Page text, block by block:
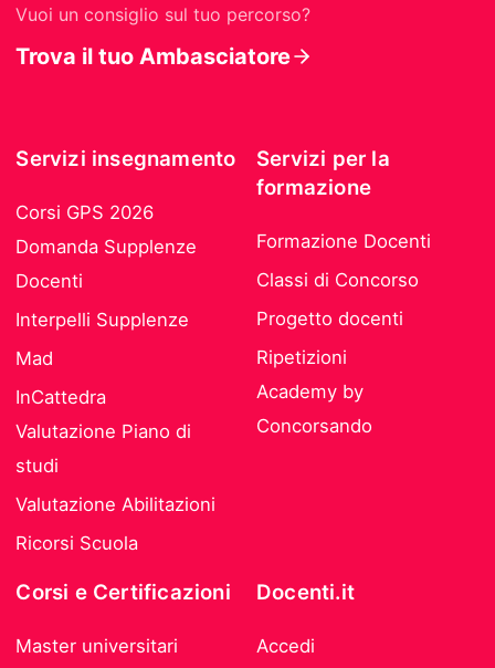
Vuoi un consiglio sul tuo percorso?
Trova il tuo Ambasciatore
Servizi insegnamento
Corsi GPS 2026
Domanda Supplenze
Docenti
Interpelli Supplenze
Mad
InCattedra
Valutazione Piano di
studi
Valutazione Abilitazioni
Ricorsi Scuola
Servizi per la
formazione
Formazione Docenti
Classi di Concorso
Progetto docenti
Ripetizioni
Academy by
Concorsando
Corsi e Certificazioni
Master universitari
Docenti.it
Accedi